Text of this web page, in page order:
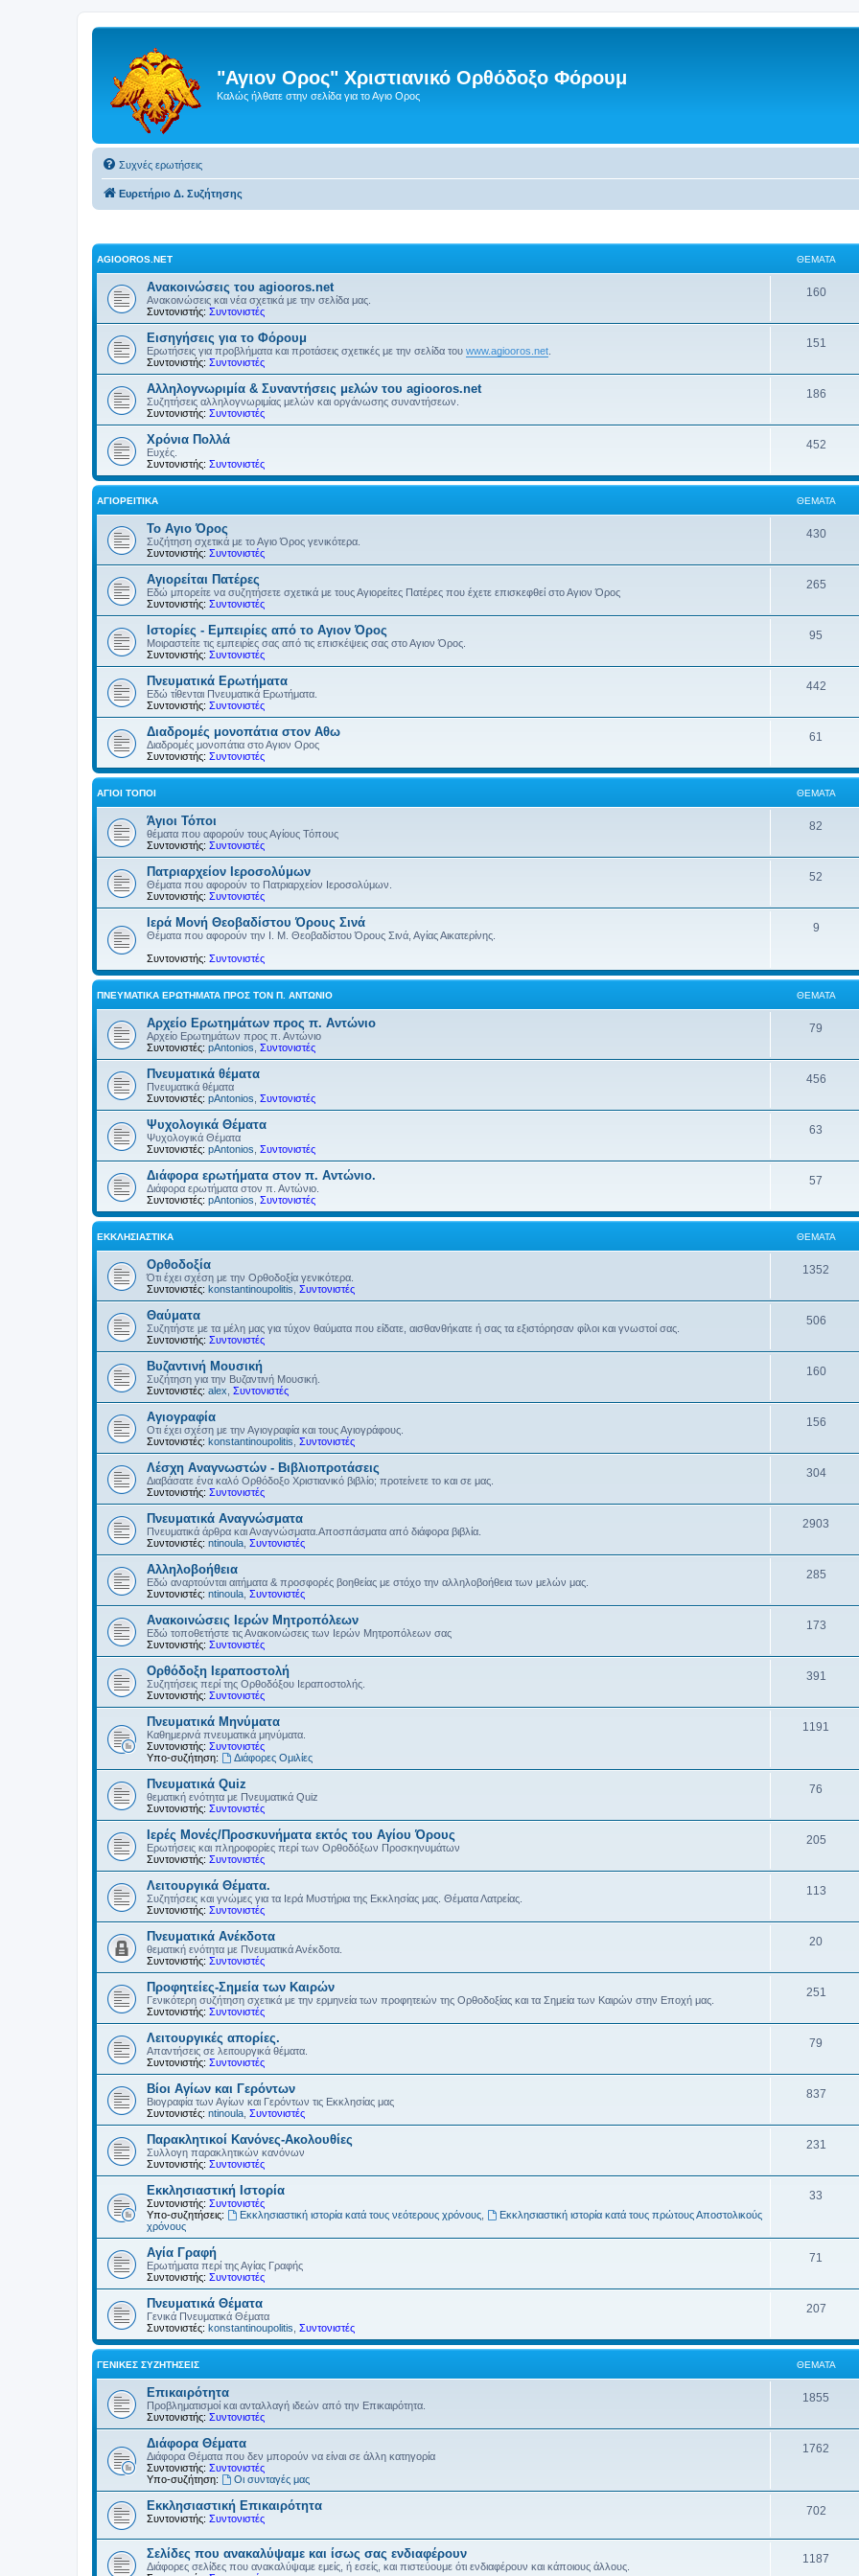
"Αγιον Ορος" Χριστιανικό Ορθόδοξο Φόρουμ
Καλώς ήλθατε στην σελίδα για το Αγιο Ορος
Συχνές ερωτήσεις
Ευρετήριο Δ. Συζήτησης
AGIOOROS.NET ΘΈΜΑΤΑ
Ανακοινώσεις του agiooros.net
Ανακοινώσεις και νέα σχετικά με την σελίδα μας.
Συντονιστής: Συντονιστές
160
Εισηγήσεις για το Φόρουμ
Ερωτήσεις για προβλήματα και προτάσεις σχετικές με την σελίδα του www.agiooros.net
Συντονιστής: Συντονιστές
151
Αλληλογνωριμία & Συναντήσεις μελών του agiooros.net
Συζητήσεις αλληλογνωριμίας μελών και οργάνωσης συναντήσεων.
Συντονιστής: Συντονιστές
186
Χρόνια Πολλά
Ευχές.
Συντονιστής: Συντονιστές
452
ΑΓΙΟΡΕΊΤΙΚΑ ΘΈΜΑΤΑ
Το Αγιο Όρος
Συζήτηση σχετικά με το Αγιο Όρος γενικότερα.
Συντονιστής: Συντονιστές
430
Αγιορείται Πατέρες
Εδώ μπορείτε να συζητήσετε σχετικά με τους Αγιορείτες Πατέρες που έχετε επισκεφθεί στο Αγιον Όρος
Συντονιστής: Συντονιστές
265
Ιστορίες - Εμπειρίες από το Αγιον Όρος
Μοιραστείτε τις εμπειρίες σας από τις επισκέψεις σας στο Αγιον Όρος.
Συντονιστής: Συντονιστές
95
Πνευματικά Ερωτήματα
Εδώ τίθενται Πνευματικά Ερωτήματα.
Συντονιστής: Συντονιστές
442
Διαδρομές μονοπάτια στον Αθω
Διαδρομές μονοπάτια στο Αγιον Ορος
Συντονιστής: Συντονιστές
61
ΆΓΙΟΙ ΤΌΠΟΙ ΘΈΜΑΤΑ
Άγιοι Τόποι
θέματα που αφορούν τους Αγίους Τόπους
Συντονιστής: Συντονιστές
82
Πατριαρχείον Ιεροσολύμων
Θέματα που αφορούν το Πατριαρχείον Ιεροσολύμων.
Συντονιστής: Συντονιστές
52
Ιερά Μονή Θεοβαδίστου Όρους Σινά
Θέματα που αφορούν την Ι. Μ. Θεοβαδίστου Όρους Σινά, Αγίας Αικατερίνης.
Συντονιστής: Συντονιστές
9
ΠΝΕΥΜΑΤΙΚΆ ΕΡΩΤΉΜΑΤΑ ΠΡΟΣ ΤΟΝ Π. ΑΝΤΏΝΙΟ ΘΈΜΑΤΑ
Αρχείο Ερωτημάτων προς π. Αντώνιο
Αρχείο Ερωτημάτων προς π. Αντώνιο
Συντονιστές: pAntonios Συντονιστές
79
Πνευματικά θέματα
Πνευματικά θέματα
Συντονιστές: pAntonios Συντονιστές
456
Ψυχολογικά Θέματα
Ψυχολογικά Θέματα
Συντονιστές: pAntonios Συντονιστές
63
Διάφορα ερωτήματα στον π. Αντώνιο.
Διάφορα ερωτήματα στον π. Αντώνιο.
Συντονιστές: pAntonios Συντονιστές
57
ΕΚΚΛΗΣΙΑΣΤΙΚΆ ΘΈΜΑΤΑ
Ορθοδοξία
Ότι έχει σχέση με την Ορθοδοξία γενικότερα.
Συντονιστές: konstantinoupolitis Συντονιστές
1352
Θαύματα
Συζητήστε με τα μέλη μας για τύχον θαύματα που είδατε, αισθανθήκατε ή σας τα εξιστόρησαν φίλοι και γνωστοί σας.
Συντονιστής: Συντονιστές
506
Βυζαντινή Μουσική
Συζήτηση για την Βυζαντινή Μουσική.
Συντονιστές: alex Συντονιστές
160
Αγιογραφία
Οτι έχει σχέση με την Αγιογραφία και τους Αγιογράφους.
Συντονιστές: konstantinoupolitis Συντονιστές
156
Λέσχη Αναγνωστών - Βιβλιοπροτάσεις
Διαβάσατε ένα καλό Ορθόδοξο Χριστιανικό βιβλίο; προτείνετε το και σε μας.
Συντονιστής: Συντονιστές
304
Πνευματικά Αναγνώσματα
Πνευματικά άρθρα και Αναγνώσματα.Αποσπάσματα από διάφορα βιβλία.
Συντονιστές: ntinoula Συντονιστές
2903
Αλληλοβοήθεια
Εδώ αναρτούνται αιτήματα & προσφορές βοηθείας με στόχο την αλληλοβοήθεια των μελών μας.
Συντονιστές: ntinoula Συντονιστές
285
Ανακοινώσεις Ιερών Μητροπόλεων
Εδώ τοποθετήστε τις Ανακοινώσεις των Ιερών Μητροπόλεων σας
Συντονιστής: Συντονιστές
173
Ορθόδοξη Ιεραποστολή
Συζητήσεις περί της Ορθοδόξου Ιεραποστολής.
Συντονιστής: Συντονιστές
391
Πνευματικά Μηνύματα
Καθημερινά πνευματικά μηνύματα.
Συντονιστής: Συντονιστές
Υπο-συζήτηση:
Διάφορες Ομιλίες
1191
Πνευματικά Quiz
θεματική ενότητα με Πνευματικά Quiz
Συντονιστής: Συντονιστές
76
Ιερές Μονές/Προσκυνήματα εκτός του Αγίου Όρους
Ερωτήσεις και πληροφορίες περί των Ορθοδόξων Προσκηνυμάτων
Συντονιστής: Συντονιστές
205
Λειτουργικά Θέματα.
Συζητήσεις και γνώμες για τα Ιερά Μυστήρια της Εκκλησίας μας. Θέματα Λατρείας.
Συντονιστής: Συντονιστές
113
Πνευματικά Ανέκδοτα
θεματική ενότητα με Πνευματικά Ανέκδοτα.
Συντονιστής: Συντονιστές
20
Προφητείες-Σημεία των Καιρών
Γενικότερη συζήτηση σχετικά με την ερμηνεία των προφητειών της Ορθοδοξίας και τα Σημεία των Καιρών στην Εποχή μας.
Συντονιστής: Συντονιστές
251
Λειτουργικές απορίες.
Απαντήσεις σε λειτουργικά θέματα.
Συντονιστής: Συντονιστές
79
Βίοι Αγίων και Γερόντων
Βιογραφία των Αγίων και Γερόντων τις Εκκλησίας μας
Συντονιστές: ntinoula Συντονιστές
837
Παρακλητικοί Κανόνες-Ακολουθίες
Συλλογη παρακλητικών κανόνων
Συντονιστής: Συντονιστές
231
Εκκλησιαστική Ιστορία
Συντονιστής: Συντονιστές
Υπο-συζητήσεις:
Εκκλησιαστική ιστορία κατά τους νεότερους χρόνους,
Εκκλησιαστική ιστορία κατά τους πρώτους Αποστολικούς
χρόνους
33
Αγία Γραφή
Ερωτήματα περί της Αγίας Γραφής
Συντονιστής: Συντονιστές
71
Πνευματικά Θέματα
Γενικά Πνευματικά Θέματα
Συντονιστές: konstantinoupolitis Συντονιστές
207
ΓΕΝΙΚΈΣ ΣΥΖΗΤΉΣΕΙΣ ΘΈΜΑΤΑ
Επικαιρότητα
Προβληματισμοί και ανταλλαγή ιδεών από την Επικαιρότητα.
Συντονιστής: Συντονιστές
1855
Διάφορα Θέματα
Διάφορα Θέματα που δεν μπορούν να είναι σε άλλη κατηγορία
Συντονιστής: Συντονιστές
Υπο-συζήτηση:
Οι συνταγές μας
1762
Εκκλησιαστική Επικαιρότητα
Συντονιστής: Συντονιστές
702
Σελίδες που ανακαλύψαμε και ίσως σας ενδιαφέρουν
Διάφορες σελίδες που ανακαλύψαμε εμείς, ή εσείς, και πιστεύουμε ότι ενδιαφέρουν και κάποιους άλλους.
1187